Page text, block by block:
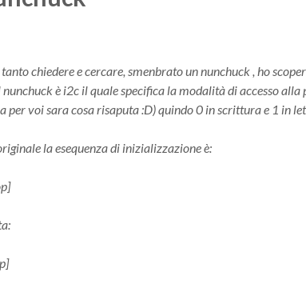
chiedere e cercare, smenbrato un nunchuck , ho
è i2c il quale specifica la modalità di accesso alla
per voi sara cosa risaputa :D) quindo 0 in scrittura e 1 in
la esequenza di inizializzazione è: